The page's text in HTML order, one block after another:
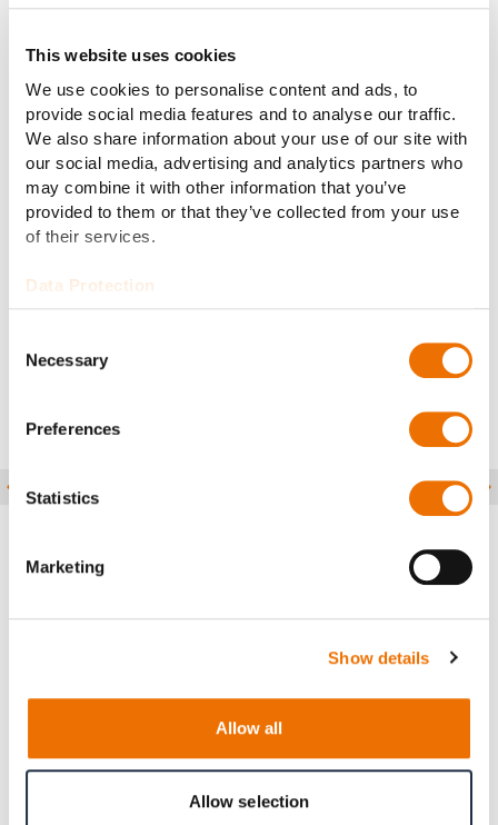
This website uses cookies
We use cookies to personalise content and ads, to
provide social media features and to analyse our traffic.
We also share information about your use of our site with
our social media, advertising and analytics partners who
may combine it with other information that you’ve
provided to them or that they’ve collected from your use
of their services.
Data Protection
Selection
Necessary
Preferences
Statistics
Marketing
Show details
Allow all
Allow selection
Mehr als 70 Armeen vertrauen heute auf unsere
Wir sind davon überzeugt, dass insbesondere
gepanzerte Fahrzeuge auch in Zukunft eine zentrale
Säule des Fähigkeitsprofils von Armeen sein werden.
Dies gilt sowohl für Rad- als auch fürKettenfahrzeuge
Unserer Ansicht nach wird in der modernen
Mobilitätstechnologie steigen, um dem Nutzer
MARINE & INDUSTRIE (M&I)
Technologisch führende Lösungen für die
kommerzielle Schifffahrt, Industrie und